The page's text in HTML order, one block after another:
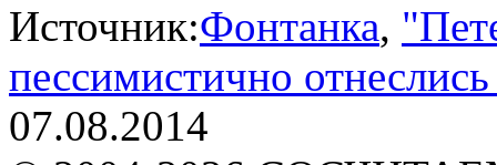
Источник:Фонтанка,
пессимистично
07.08.2014